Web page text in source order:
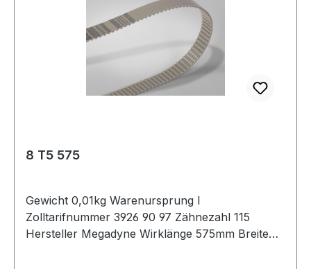
8 T5 575
Gewicht 0,01kg Warenursprung I
Zolltarifnummer 3926 90 97 Zähnezahl 115
Hersteller Megadyne Wirklänge 575mm Breite